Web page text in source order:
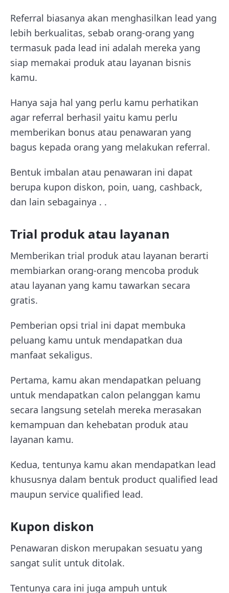
Referral biasanya akan menghasilkan lead yang
lebih berkualitas, sebab orang-orang yang
termasuk pada lead ini adalah mereka yang
siap memakai produk atau layanan bisnis
kamu.
Hanya saja hal yang perlu kamu perhatikan
agar referral berhasil yaitu kamu perlu
memberikan bonus atau penawaran yang
bagus kepada orang yang melakukan referral.
Bentuk imbalan atau penawaran ini dapat
berupa kupon diskon, poin, uang, cashback,
dan lain sebagainya . .
Trial produk atau layanan
Memberikan trial produk atau layanan berarti
membiarkan orang-orang mencoba produk
atau layanan yang kamu tawarkan secara
gratis.
Pemberian opsi trial ini dapat membuka
peluang kamu untuk mendapatkan dua
manfaat sekaligus.
Pertama, kamu akan mendapatkan peluang
untuk mendapatkan calon pelanggan kamu
secara langsung setelah mereka merasakan
kemampuan dan kehebatan produk atau
layanan kamu.
Kedua, tentunya kamu akan mendapatkan lead
khususnya dalam bentuk product qualified lead
maupun service qualified lead.
Kupon diskon
Penawaran diskon merupakan sesuatu yang
sangat sulit untuk ditolak.
Tentunya cara ini juga ampuh untuk